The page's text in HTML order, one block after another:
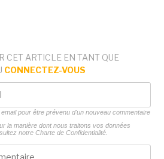
CET ARTICLE EN TANT QUE
CONNECTEZ-VOUS
pour être prévenu d'un nouveau commentaire
la manière dont nous traitons vos données
notre Charte de Confidentialité.